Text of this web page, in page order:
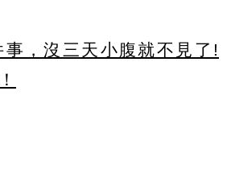
，沒三天小腹就不見了!